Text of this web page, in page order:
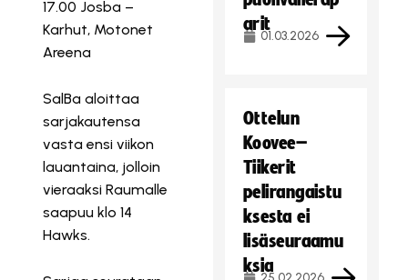
17.00 Josba –
Karhut, Motonet
Areena
SalBa aloittaa
sarjakautensa
vasta ensi viikon
lauantaina, jolloin
vieraaksi Raumalle
saapuu klo 14
Hawks.
arit
01.03.2026
Ottelun
Koovee–
Tiikerit
pelirangaistu
ksesta ei
lisäseuraamu
ksia